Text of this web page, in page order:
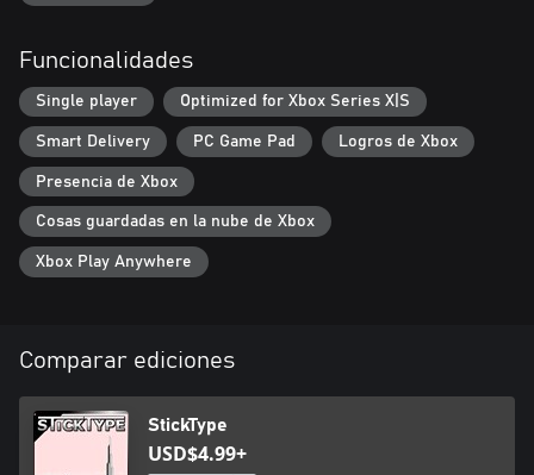
Funcionalidades
Single player Optimized for Xbox Series X|S
Smart Delivery PC Game Pad Logros de Xbox
Presencia de Xbox
Cosas guardadas en la nube de Xbox
Xbox Play Anywhere
Comparar ediciones
StickType
USD$4.99+